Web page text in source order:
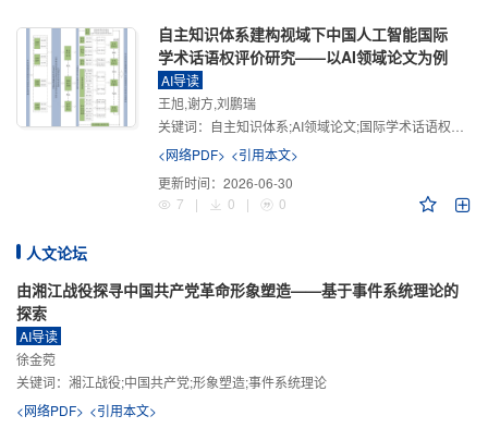
自主知识体系建构视域下中国人工智能国际
学术话语权评价研究——以AI领域论文为例
AI导读
王旭,谢方,刘鹏瑞
关键词： 自主知识体系;AI领域论文;国际学术话语权评价;学术影响力;学术感知力;学术传播力;学术引领力
<网络PDF> <引用本文>
更新时间： 2026-06-30
7
| 0 | 0
人文论坛
由湘江战役探寻中国共产党革命形象塑造——基于事件系统理论的
探索
AI导读
徐金菀
关键词： 湘江战役;中国共产党;形象塑造;事件系统理论
<网络PDF> <引用本文>